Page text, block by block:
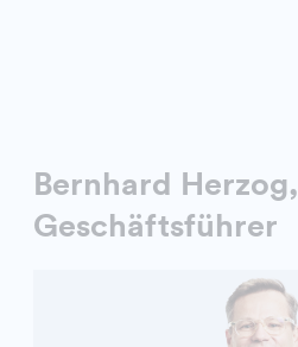
Bernhard Herzog,
Geschäftsführer